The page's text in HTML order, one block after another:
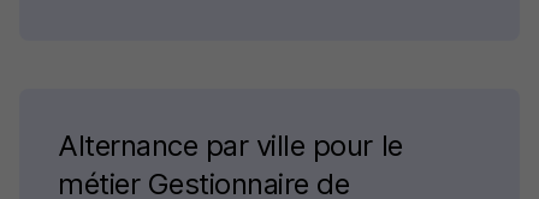
Alternance par ville pour le
métier Gestionnaire de